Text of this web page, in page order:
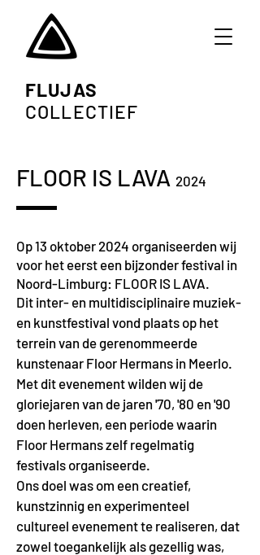
FLUJAS
COLLECTIEF
FLOOR IS LAVA 2024
Op 13 oktober 2024 organiseerden wij
voor het eerst een bijzonder festival in
Noord-Limburg: FLOOR IS LAVA.
Dit inter- en multidisciplinaire muziek-
en kunstfestival vond plaats op het
terrein van de gerenommeerde
kunstenaar Floor Hermans in Meerlo.
Met dit evenement wilden wij de
gloriejaren van de jaren '70, '80 en '90
doen herleven, een periode waarin
Floor Hermans zelf regelmatig
festivals organiseerde.
Ons doel was om een creatief,
kunstzinnig en experimenteel
cultureel evenement te realiseren, dat
zowel toegankelijk als gezellig was,